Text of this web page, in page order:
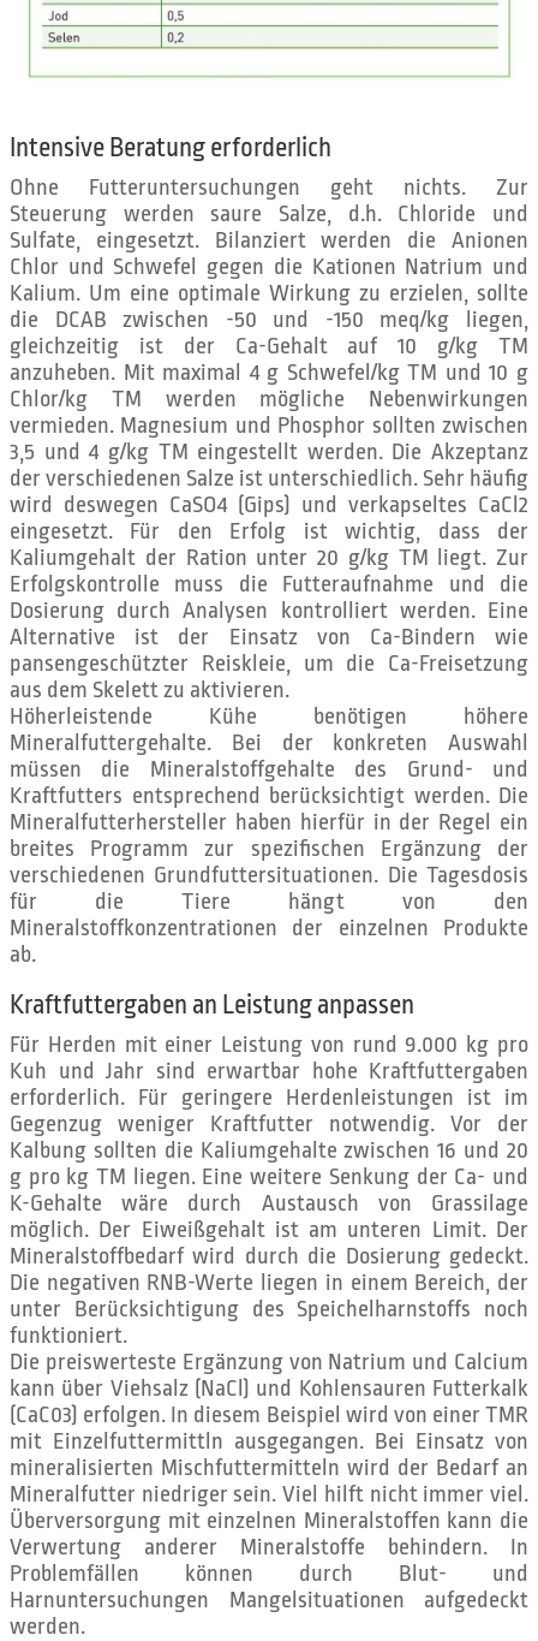
Intensive Beratung erforderlich
Ohne Futteruntersuchungen geht nichts. Zur
Steuerung werden saure Salze, d.h. Chloride und
Sulfate, eingesetzt. Bilanziert werden die Anionen
Chlor und Schwefel gegen die Kationen Natrium und
Kalium. Um eine optimale Wirkung zu erzielen, sollte
die DCAB zwischen -50 und -150 meq/kg liegen,
gleichzeitig ist der Ca-Gehalt auf 10 g/kg TM
anzuheben. Mit maximal 4 g Schwefel/kg TM und 10 g
Chlor/kg TM werden mögliche Nebenwirkungen
vermieden. Magnesium und Phosphor sollten zwischen
3,5 und 4 g/kg TM eingestellt werden. Die Akzeptanz
der verschiedenen Salze ist unterschiedlich. Sehr häufig
wird deswegen CaSO4 (Gips) und verkapseltes CaCl2
eingesetzt. Für den Erfolg ist wichtig, dass der
Kaliumgehalt der Ration unter 20 g/kg TM liegt. Zur
Erfolgskontrolle muss die Futteraufnahme und die
Dosierung durch Analysen kontrolliert werden. Eine
Alternative ist der Einsatz von Ca-Bindern wie
pansengeschützter Reiskleie, um die Ca-Freisetzung
aus dem Skelett zu aktivieren.
Höherleistende Kühe benötigen höhere
Mineralfuttergehalte. Bei der konkreten Auswahl
müssen die Mineralstoffgehalte des Grund- und
Kraftfutters entsprechend berücksichtigt werden. Die
Mineralfutterhersteller haben hierfür in der Regel ein
breites Programm zur spezifischen Ergänzung der
verschiedenen Grundfuttersituationen. Die Tagesdosis
für die Tiere hängt von den
Mineralstoffkonzentrationen der einzelnen Produkte
ab.
Kraftfuttergaben an Leistung anpassen
Für Herden mit einer Leistung von rund 9.000 kg pro
Kuh und Jahr sind erwartbar hohe Kraftfuttergaben
erforderlich. Für geringere Herdenleistungen ist im
Gegenzug weniger Kraftfutter notwendig. Vor der
Kalbung sollten die Kaliumgehalte zwischen 16 und 20
g pro kg TM liegen. Eine weitere Senkung der Ca- und
K-Gehalte wäre durch Austausch von Grassilage
möglich. Der Eiweißgehalt ist am unteren Limit. Der
Mineralstoffbedarf wird durch die Dosierung gedeckt.
Die negativen RNB-Werte liegen in einem Bereich, der
unter Berücksichtigung des Speichelharnstoffs noch
funktioniert.
Die preiswerteste Ergänzung von Natrium und Calcium
kann über Viehsalz (NaCl) und Kohlensauren Futterkalk
(CaC03) erfolgen. In diesem Beispiel wird von einer TMR
mit Einzelfuttermittln ausgegangen. Bei Einsatz von
mineralisierten Mischfuttermitteln wird der Bedarf an
Mineralfutter niedriger sein. Viel hilft nicht immer viel.
Überversorgung mit einzelnen Mineralstoffen kann die
Verwertung anderer Mineralstoffe behindern. In
Problemfällen können durch Blut- und
Harnuntersuchungen Mangelsituationen aufgedeckt
werden.